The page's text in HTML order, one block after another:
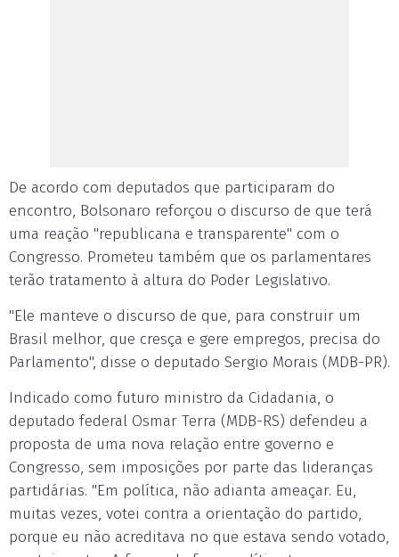
De acordo com deputados que participaram do
encontro, Bolsonaro reforçou o discurso de que terá
uma reação "republicana e transparente" com o
Congresso. Prometeu também que os parlamentares
terão tratamento à altura do Poder Legislativo.
"Ele manteve o discurso de que, para construir um
Brasil melhor, que cresça e gere empregos, precisa do
Parlamento", disse o deputado Sergio Morais (MDB-PR).
Indicado como futuro ministro da Cidadania, o
deputado federal Osmar Terra (MDB-RS) defendeu a
proposta de uma nova relação entre governo e
Congresso, sem imposições por parte das lideranças
partidárias. "Em política, não adianta ameaçar. Eu,
muitas vezes, votei contra a orientação do partido,
porque eu não acreditava no que estava sendo votado,